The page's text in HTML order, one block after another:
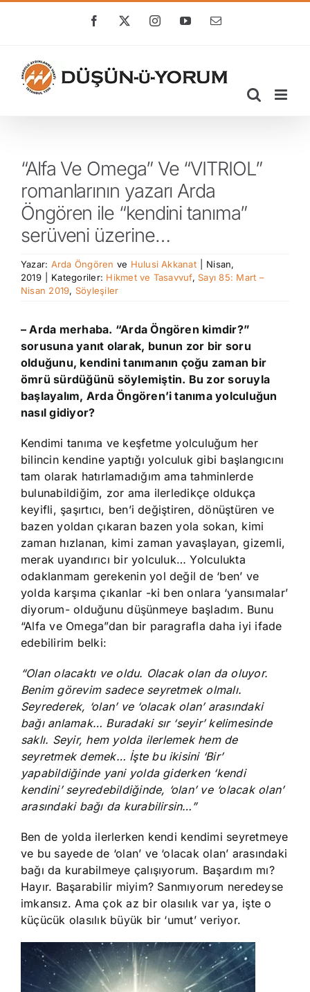
Facebook
X InstagramYouTube
E-
“Alfa Ve Omega” Ve “VITRIOL”
romanlarının yazarı Arda
Öngören ile “kendini tanıma”
serüveni üzerine…
Yazar: Arda Öngören ve Hulusi Akkanat
Nisan,
2019
Kategoriler: Hikmet ve Tasavvuf, Sayı 85: Mart –
Nisan 2019, Söyleşiler
– Arda merhaba. “Arda Öngören kimdir?”
sorusuna yanıt olarak, bunun zor bir soru
olduğunu, kendini tanımanın çoğu zaman bir
ömrü sürdüğünü söylemiştin. Bu zor soruyla
başlayalım, Arda Öngören’i tanıma yolculuğun
nasıl gidiyor?
Kendimi tanıma ve keşfetme yolculuğum her
bilincin kendine yaptığı yolculuk gibi başlangıcını
tam olarak hatırlamadığım ama tahminlerde
bulunabildiğim, zor ama ilerledikçe oldukça
keyifli, şaşırtıcı, ben’i değiştiren, dönüştüren ve
bazen yoldan çıkaran bazen yola sokan, kimi
zaman hızlanan, kimi zaman yavaşlayan, gizemli,
merak uyandırıcı bir yolculuk… Yolculukta
odaklanmam gerekenin yol değil de ‘ben’ ve
yolda karşıma çıkanlar -ki ben onlara ‘yansımalar’
diyorum- olduğunu düşünmeye başladım. Bunu
“Alfa ve Omega”dan bir paragrafla daha iyi ifade
edebilirim belki:
“Olan olacaktı ve oldu. Olacak olan da oluyor.
Benim görevim sadece seyretmek olmalı.
Seyrederek, ‘olan’ ve ‘olacak olan’ arasındaki
bağı anlamak… Buradaki sır ‘seyir’ kelimesinde
saklı. Seyir, hem yolda ilerlemek hem de
seyretmek demek… İşte bu ikisini ‘Bir’
yapabildiğinde yani yolda giderken ‘kendi
kendini’ seyredebildiğinde, ‘olan’ ve ‘olacak olan’
arasındaki bağı da kurabilirsin…”
Ben de yolda ilerlerken kendi kendimi seyretmeye
ve bu sayede de ‘olan’ ve ‘olacak olan’ arasındaki
bağı da kurabilmeye çalışıyorum. Başardım mı?
Hayır. Başarabilir miyim? Sanmıyorum neredeyse
imkansız. Ama çok az bir olasılık var ya, işte o
küçücük olasılık büyük bir ‘umut’ veriyor.